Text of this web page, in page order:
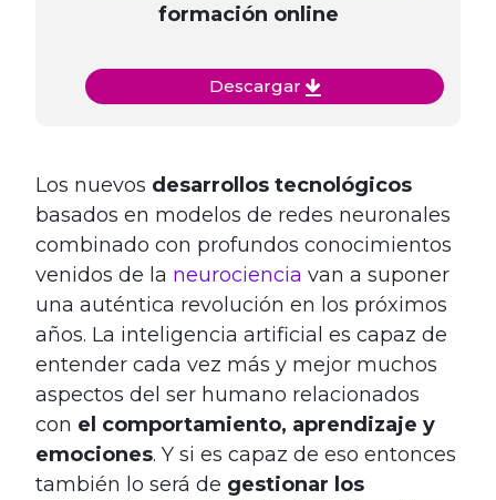
formación online
Descargar
Los nuevos desarrollos tecnológicos
basados en modelos de redes neuronales
combinado con profundos conocimientos
venidos de la neurociencia van a suponer
una auténtica revolución en los próximos
años. La inteligencia artificial es capaz de
entender cada vez más y mejor muchos
aspectos del ser humano relacionados
con el comportamiento, aprendizaje y
emociones. Y si es capaz de eso entonces
también lo será de gestionar los